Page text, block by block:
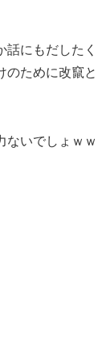
にもだしたく
のために改竄と
ないでしょｗｗ